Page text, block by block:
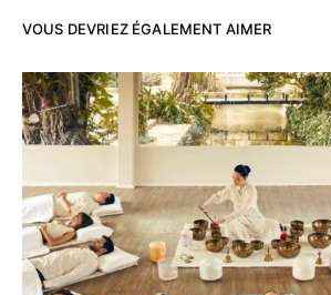
VOUS DEVRIEZ ÉGALEMENT AIMER